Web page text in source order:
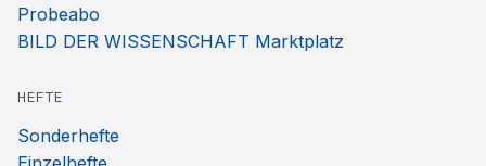
Probeabo
BILD DER WISSENSCHAFT Marktplatz
HEFTE
Sonderhefte